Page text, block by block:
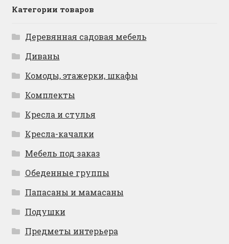
Категории товаров
Деревянная садовая мебель
Диваны
Комоды, этажерки, шкафы
Комплекты
Кресла и стулья
Кресла-качалки
Мебель под заказ
Обеденные группы
Папасаны и мамасаны
Подушки
Предметы интерьера